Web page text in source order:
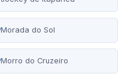
Morada do Sol
Morro do Cruzeiro